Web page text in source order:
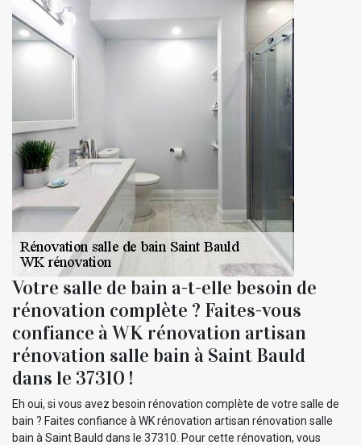
Votre salle de bain a-t-elle besoin de
rénovation complète ? Faites-vous
confiance à WK rénovation artisan
rénovation salle bain à Saint Bauld
dans le 37310 !
Eh oui, si vous avez besoin rénovation complète de votre salle de
bain ? Faites confiance à WK rénovation artisan rénovation salle
bain à Saint Bauld dans le 37310. Pour cette rénovation, vous